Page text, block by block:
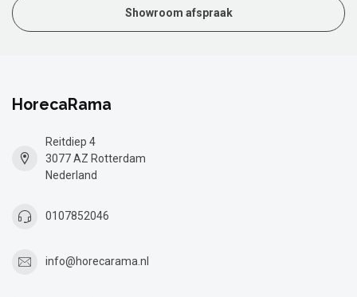
Showroom afspraak
HorecaRama
Reitdiep 4
3077 AZ Rotterdam
Nederland
0107852046
info@horecarama.nl